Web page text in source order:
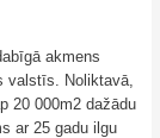
akmens
valstīs. Noliktavā,
20 000m2 dažādu
ar 25 gadu ilgu